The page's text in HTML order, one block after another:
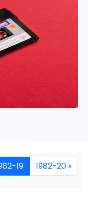
19 1982-20 »